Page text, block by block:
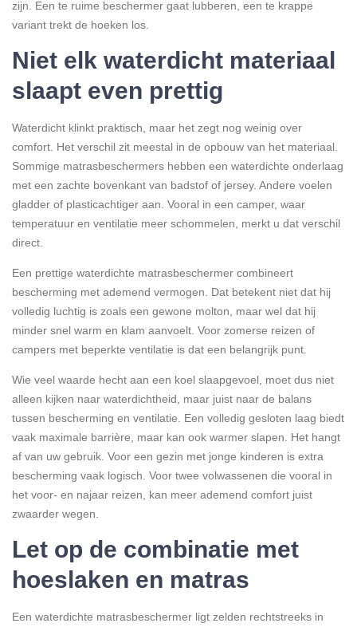
zijn. Een te ruime beschermer gaat lubberen, een te krappe
variant trekt de hoeken los.
Niet elk waterdicht materiaal
slaapt even prettig
Waterdicht klinkt praktisch, maar het zegt nog weinig over
comfort. Het verschil zit meestal in de opbouw van het materiaal.
Sommige matrasbeschermers hebben een waterdichte onderlaag
met een zachte bovenkant van badstof of jersey. Andere voelen
gladder of plasticachtiger aan. Vooral in een camper, waar
temperatuur en ventilatie meer schommelen, merkt u dat verschil
direct.
Een prettige waterdichte matrasbeschermer combineert
bescherming met ademend vermogen. Dat betekent niet dat hij
volledig luchtig is zoals een gewone molton, maar wel dat hij
minder snel warm en klam aanvoelt. Voor zomerse reizen of
campers met beperkte ventilatie is dat een belangrijk punt.
Wie veel waarde hecht aan een koel slaapgevoel, moet dus niet
alleen kijken naar waterdichtheid, maar juist naar de balans
tussen bescherming en ventilatie. Een volledig gesloten laag biedt
vaak maximale barrière, maar kan ook warmer slapen. Het hangt
af van uw gebruik. Voor een gezin met jonge kinderen is extra
bescherming vaak logisch. Voor twee volwassenen die vooral in
het voor- en najaar reizen, kan meer ademend comfort juist
zwaarder wegen.
Let op de combinatie met
hoeslaken en matras
Een waterdichte matrasbeschermer ligt zelden rechtstreeks in